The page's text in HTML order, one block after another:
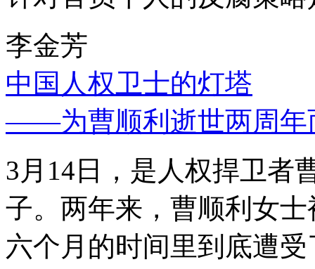
李金芳
中国人权卫士的灯塔
——为曹顺利逝世两周年
3月14日，是人权捍卫者
子。两年来，曹顺利女
六个月的时间里到底遭